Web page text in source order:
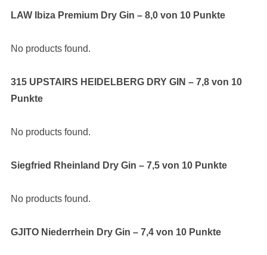
LAW Ibiza Premium Dry Gin – 8,0 von 10 Punkte
No products found.
315 UPSTAIRS HEIDELBERG DRY GIN – 7,8 von 10
Punkte
No products found.
Siegfried Rheinland Dry Gin – 7,5 von 10 Punkte
No products found.
GJITO Niederrhein Dry Gin – 7,4 von 10 Punkte